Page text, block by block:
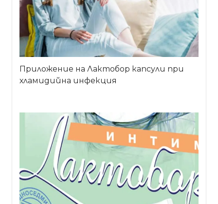
Приложение на Лактобор капсули при
хламидийна инфекция